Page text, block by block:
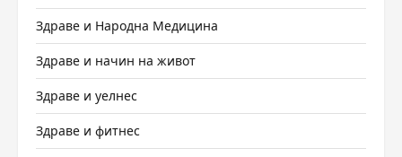
Здраве и Народна Медицина
Здраве и начин на живот
Здраве и уелнес
Здраве и фитнес